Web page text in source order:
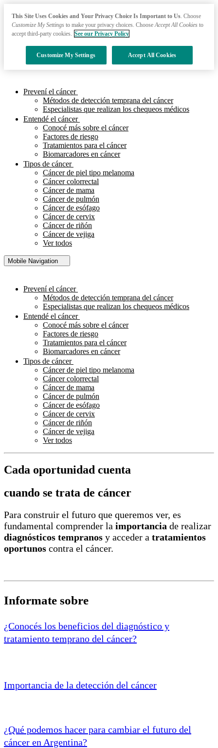
Prevení el cáncer
Métodos de detección temprana del cáncer
Especialistas que realizan los chequeos médicos
Entendé el cáncer
Conocé más sobre el cáncer
Factores de riesgo
Tratamientos para el cáncer
Biomarcadores en cáncer
Tipos de cáncer
Cáncer de piel tipo melanoma
Cáncer colorrectal
Cáncer de mama
Cáncer de pulmón
Cáncer de esófago
Cáncer de cervix
Cáncer de riñón
Cáncer de vejiga
Ver todos
Mobile Navigation
Prevení el cáncer
Métodos de detección temprana del cáncer
Especialistas que realizan los chequeos médicos
Entendé el cáncer
Conocé más sobre el cáncer
Factores de riesgo
Tratamientos para el cáncer
Biomarcadores en cáncer
Tipos de cáncer
Cáncer de piel tipo melanoma
Cáncer colorrectal
Cáncer de mama
Cáncer de pulmón
Cáncer de esófago
Cáncer de cervix
Cáncer de riñón
Cáncer de vejiga
Ver todos
Cada oportunidad cuenta
cuando se trata de cáncer
Para construir el futuro que queremos ver, es
fundamental comprender la importancia de realizar
diagnósticos tempranos y acceder a tratamientos
oportunos contra el cáncer.
Informate sobre
¿Conocés los beneficios del diagnóstico y
tratamiento temprano del cáncer?
Importancia de la detección del cáncer
¿Qué podemos hacer para cambiar el futuro del
cáncer en Argentina?
This Site Uses Cookies and Your Privacy Choice Is Important to Us. Choose
Customize My Settings to make your privacy choices. ChooseAccept All Cookies to
accept third-party cookies. See our Privacy Policy
Customize My Settings Accept All Cookies